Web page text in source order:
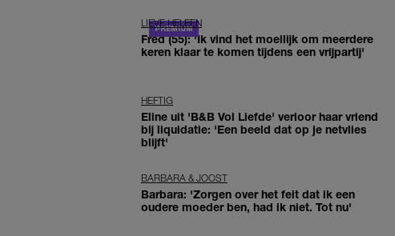
LIEVE HELEEN
Fred (55): 'Ik vind het moeilijk om meerdere
keren klaar te komen tijdens een vrijpartij'
HEFTIG
Eline uit 'B&B Vol Liefde' verloor haar vriend
bij liquidatie: 'Een beeld dat op je netvlies
blijft'
BARBARA & JOOST
Barbara: 'Zorgen over het feit dat ik een
oudere moeder ben, had ik niet. Tot nu'